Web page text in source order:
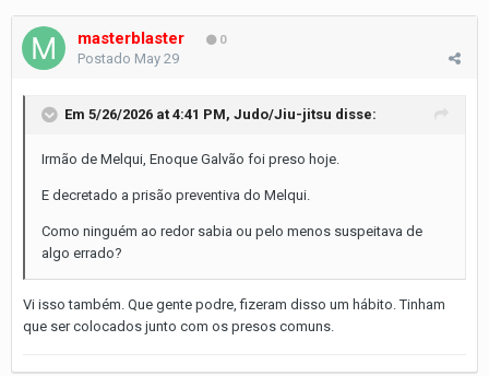
masterblaster 0
Postado May 29
Em 5/26/2026 at 4:41 PM, Judo/Jiu-jitsu disse:
Irmão de Melqui, Enoque Galvão foi preso hoje.
E decretado a prisão preventiva do Melqui.
Como ninguém ao redor sabia ou pelo menos suspeitava de
algo errado?
Vi isso também. Que gente podre, fizeram disso um hábito. Tinham
que ser colocados junto com os presos comuns.